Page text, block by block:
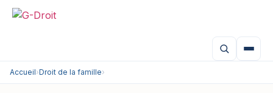
Accueil›Droit de la famille›